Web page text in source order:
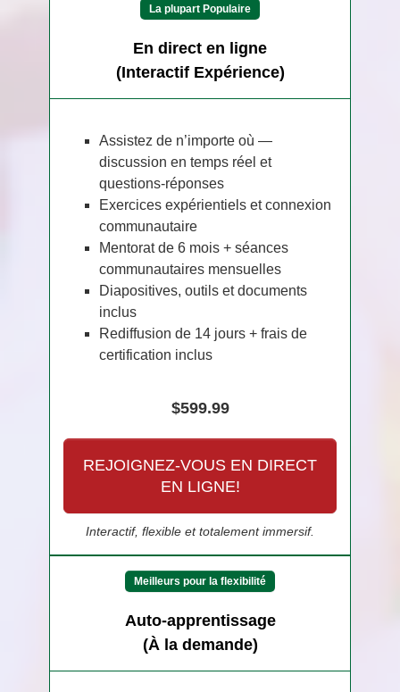
La plupart Populaire
En direct en ligne
(Interactif Expérience)
Assistez de n’importe où —
discussion en temps réel et
questions-réponses
Exercices expérientiels et connexion
communautaire
Mentorat de 6 mois + séances
communautaires mensuelles
Diapositives, outils et documents
inclus
Rediffusion de 14 jours + frais de
certification inclus
$599.99
REJOIGNEZ-VOUS EN DIRECT
EN LIGNE!
Interactif, flexible et totalement immersif.
Meilleurs pour la flexibilité
Auto-apprentissage
(À la demande)